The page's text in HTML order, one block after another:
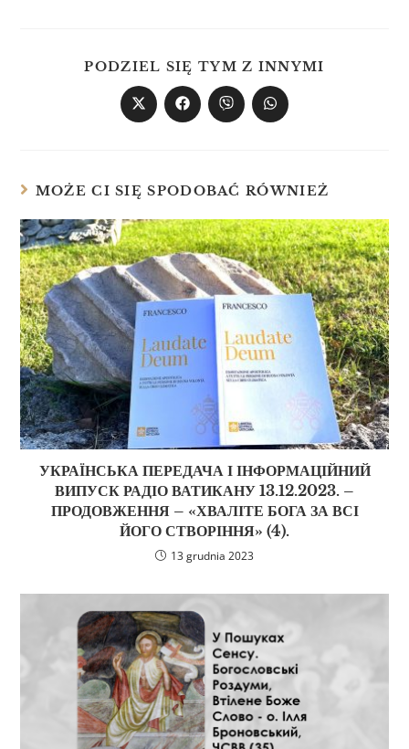
PODZIEL SIĘ TYM Z INNYMI
MOŻE CI SIĘ SPODOBAĆ RÓWNIEŻ
УКРАЇНСЬКА ПЕРЕДАЧА І ІНФОРМАЦІЙНИЙ
ВИПУСК РАДІО ВАТИКАНУ 13.12.2023. –
ПРОДОВЖЕННЯ – «ХВАЛІТЕ БОГА ЗА ВСІ
ЙОГО СТВОРІННЯ» (4).
13 grudnia 2023